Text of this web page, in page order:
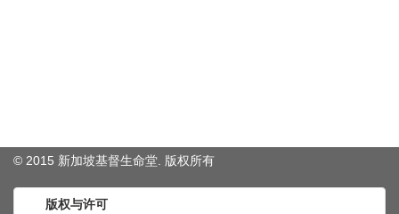
© 2015 新加坡基督生命堂. 版权所有
版权与许可